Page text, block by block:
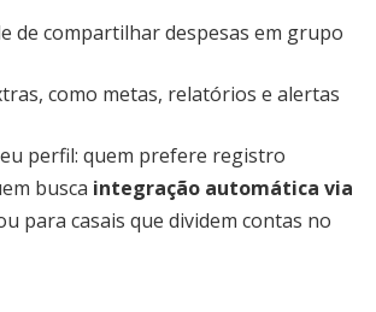
de compartilhar despesas em grupo
como metas, relatórios e alertas
perfil: quem prefere registro
busca integração automática via
para casais que dividem contas no